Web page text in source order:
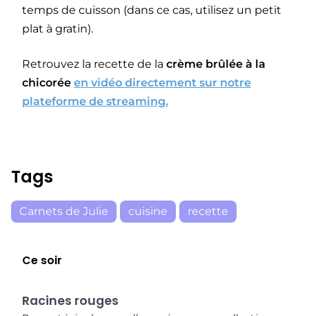
temps de cuisson (dans ce cas, utilisez un petit
plat à gratin).
Retrouvez la recette de la crème brûlée à la
chicorée en vidéo directement sur notre
plateforme de streaming.
Tags
Carnets de Julie cuisine recette
Ce soir
19:56
Racines rouges